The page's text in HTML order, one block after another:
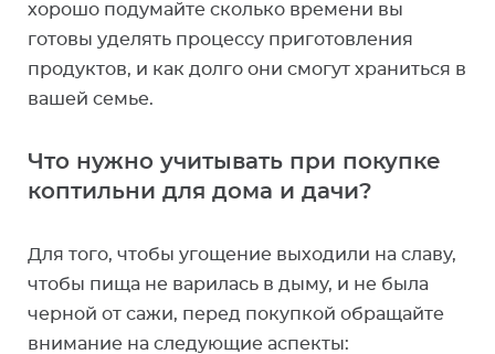
хорошо подумайте сколько времени вы
готовы уделять процессу приготовления
продуктов, и как долго они смогут храниться в
вашей семье.
Что нужно учитывать при покупке
коптильни для дома и дачи?
Для того, чтобы угощение выходили на славу,
чтобы пища не варилась в дыму, и не была
черной от сажи, перед покупкой обращайте
внимание на следующие аспекты: